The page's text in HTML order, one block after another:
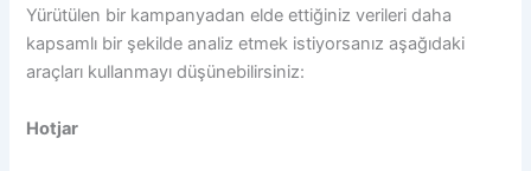
Yürütülen bir kampanyadan elde ettiğiniz verileri daha
kapsamlı bir şekilde analiz etmek istiyorsanız aşağıdaki
araçları kullanmayı düşünebilirsiniz:
Hotjar